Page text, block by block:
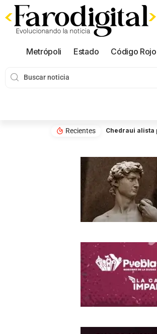
Metrópoli Estado Código Rojo
Recientes Chedraui alista